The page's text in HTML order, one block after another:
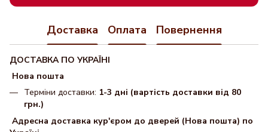
Доставка Оплата Повернення
ДОСТАВКА ПО УКРАЇНІ
Нова пошта
Терміни доставки: 1-3 дні (вартість доставки від 80
грн.)
Адресна доставка кур'єром до дверей (Нова пошта) по